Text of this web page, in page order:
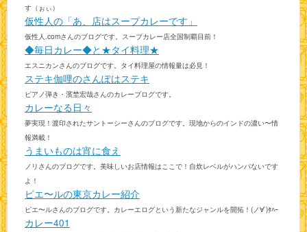
す（ぉぃ）
仮性人の「あ、店はスープカレーです」
仮性人.comさんのブログです。スープカレー店全国制覇目前！
◆毎日カレー◆と★タイ料理★
エスニカンさんのブログです。タイ料理屋の情報量は必見！
ステキ伽哩のさんぽはステキ
ピアノ弾き・濱埜宏哉さんのカレーブログです。
カレーなる日々
夢実現！渡印されたサントーシーさんのブログです。現地からのインドの濃い〜情
報満載！
うまいものは宵に食え
ノリさんのブログです。美味しいお店情報はここで！自炊レベルがハンパないです
よ！
ピエ〜ルの東京カレー紹介
ピエ〜ルさんのブログです。カレーエログという新たなジャンルを開拓！(ノ∀`)ﾀﾊｰ
カレー401